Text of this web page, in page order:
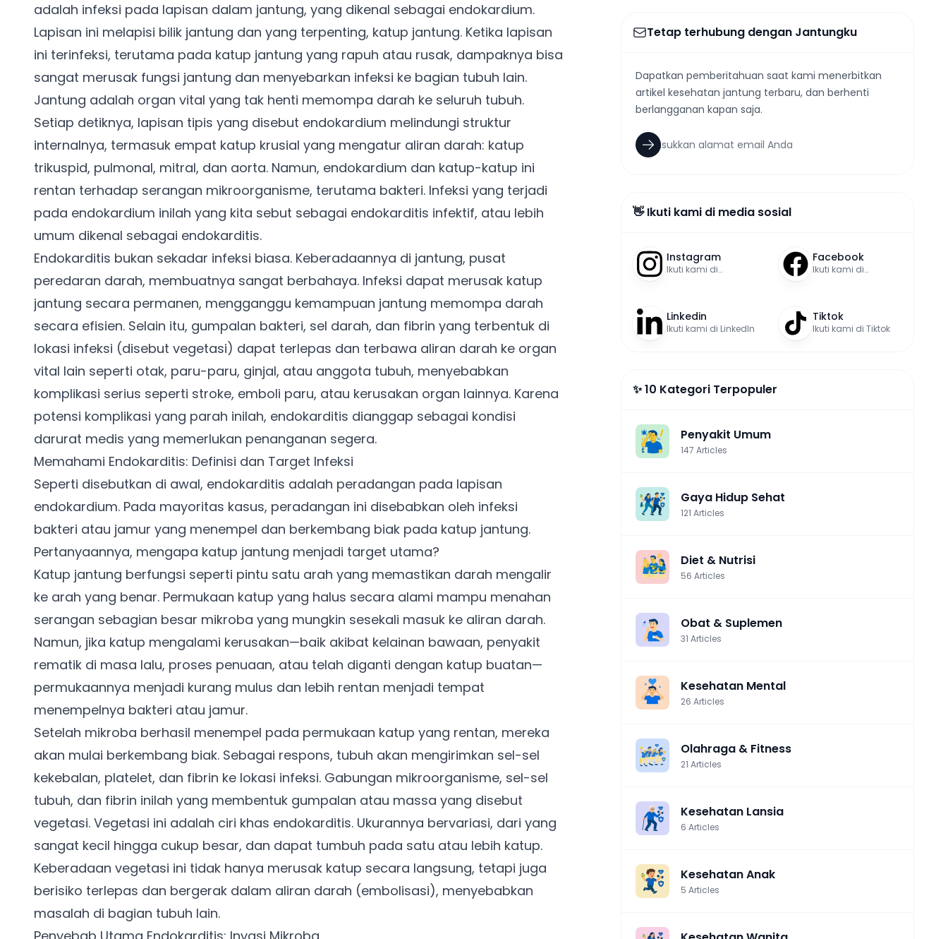
adalah infeksi pada lapisan dalam jantung, yang dikenal sebagai endokardium.
Lapisan ini melapisi bilik jantung dan yang terpenting, katup jantung. Ketika lapisan
ini terinfeksi, terutama pada katup jantung yang rapuh atau rusak, dampaknya bisa
sangat merusak fungsi jantung dan menyebarkan infeksi ke bagian tubuh lain.
Jantung adalah organ vital yang tak henti memompa darah ke seluruh tubuh.
Setiap detiknya, lapisan tipis yang disebut endokardium melindungi struktur
internalnya, termasuk empat katup krusial yang mengatur aliran darah: katup
trikuspid, pulmonal, mitral, dan aorta. Namun, endokardium dan katup-katup ini
rentan terhadap serangan mikroorganisme, terutama bakteri. Infeksi yang terjadi
pada endokardium inilah yang kita sebut sebagai endokarditis infektif, atau lebih
umum dikenal sebagai endokarditis.
Endokarditis bukan sekadar infeksi biasa. Keberadaannya di jantung, pusat
peredaran darah, membuatnya sangat berbahaya. Infeksi dapat merusak katup
jantung secara permanen, mengganggu kemampuan jantung memompa darah
secara efisien. Selain itu, gumpalan bakteri, sel darah, dan fibrin yang terbentuk di
lokasi infeksi (disebut vegetasi) dapat terlepas dan terbawa aliran darah ke organ
vital lain seperti otak, paru-paru, ginjal, atau anggota tubuh, menyebabkan
komplikasi serius seperti stroke, emboli paru, atau kerusakan organ lainnya. Karena
potensi komplikasi yang parah inilah, endokarditis dianggap sebagai kondisi
darurat medis yang memerlukan penanganan segera.
Memahami Endokarditis: Definisi dan Target Infeksi
Seperti disebutkan di awal, endokarditis adalah peradangan pada lapisan
endokardium. Pada mayoritas kasus, peradangan ini disebabkan oleh infeksi
bakteri atau jamur yang menempel dan berkembang biak pada katup jantung.
Pertanyaannya, mengapa katup jantung menjadi target utama?
Katup jantung berfungsi seperti pintu satu arah yang memastikan darah mengalir
ke arah yang benar. Permukaan katup yang halus secara alami mampu menahan
serangan sebagian besar mikroba yang mungkin sesekali masuk ke aliran darah.
Namun, jika katup mengalami kerusakan—baik akibat kelainan bawaan, penyakit
rematik di masa lalu, proses penuaan, atau telah diganti dengan katup buatan—
permukaannya menjadi kurang mulus dan lebih rentan menjadi tempat
menempelnya bakteri atau jamur.
Setelah mikroba berhasil menempel pada permukaan katup yang rentan, mereka
akan mulai berkembang biak. Sebagai respons, tubuh akan mengirimkan sel-sel
kekebalan, platelet, dan fibrin ke lokasi infeksi. Gabungan mikroorganisme, sel-sel
tubuh, dan fibrin inilah yang membentuk gumpalan atau massa yang disebut
vegetasi. Vegetasi ini adalah ciri khas endokarditis. Ukurannya bervariasi, dari yang
sangat kecil hingga cukup besar, dan dapat tumbuh pada satu atau lebih katup.
Keberadaan vegetasi ini tidak hanya merusak katup secara langsung, tetapi juga
berisiko terlepas dan bergerak dalam aliran darah (embolisasi), menyebabkan
masalah di bagian tubuh lain.
Tetap terhubung dengan Jantungku
Dapatkan pemberitahuan saat kami menerbitkan
artikel kesehatan jantung terbaru, dan berhenti
berlangganan kapan saja.
👋 Ikuti kami di media sosial
Instagram
Ikuti kami di
Facebook
Ikuti kami di
Linkedin
Ikuti kami di LinkedIn
Tiktok
Ikuti kami di Tiktok
✨ 10 Kategori Terpopuler
Penyakit Umum
147 Articles
Gaya Hidup Sehat
121 Articles
Diet & Nutrisi
56 Articles
Obat & Suplemen
31 Articles
Kesehatan Mental
26 Articles
Olahraga & Fitness
21 Articles
Kesehatan Lansia
6 Articles
Kesehatan Anak
5 Articles